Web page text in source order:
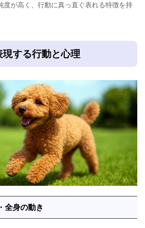
度が高く、行動に真っ直ぐ表れる特徴を持
する行動と心理
全身の動き